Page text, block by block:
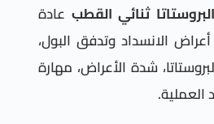
ثنائي القطب عادة
الانسداد وتدفق البول،
شدة الأعراض، مهارة
العملية.